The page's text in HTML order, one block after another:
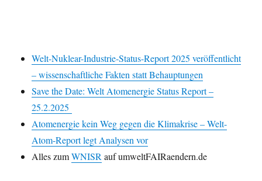
Welt-Nuklear-Industrie-Status-Report 2025 veröffentlicht
– wissenschaftliche Fakten statt Behauptungen
Save the Date: Welt Atomenergie Status Report –
25.2.2025
Atomenergie kein Weg gegen die Klimakrise – Welt-
Atom-Report legt Analysen vor
Alles zumWNISRauf umweltFAIRaendern.de